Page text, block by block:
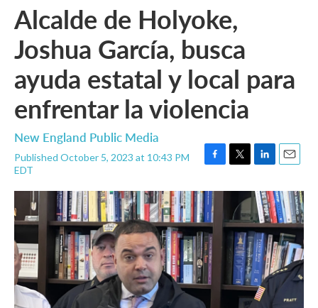
Alcalde de Holyoke,
Joshua García, busca
ayuda estatal y local para
enfrentar la violencia
New England Public Media
Published October 5, 2023 at 10:43 PM
EDT
F
c
e
b
o
o
k
T
i
t
e
r
L
n
k
e
d
I
n
E
a
i
l